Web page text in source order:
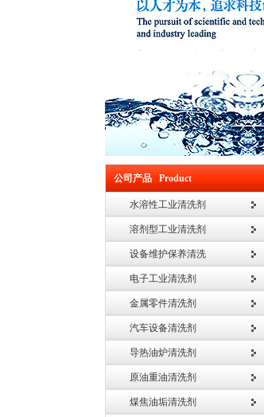
公司产品 Product
水溶性工业清洗剂
溶剂型工业清洗剂
设备维护保养清洗
电子工业清洗剂
金属零件清洗剂
汽车设备清洗剂
导热油炉清洗剂
原油重油清洗剂
煤焦油垢清洗剂